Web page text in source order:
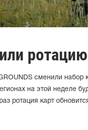
сменили
на этой неделе
ротация карт